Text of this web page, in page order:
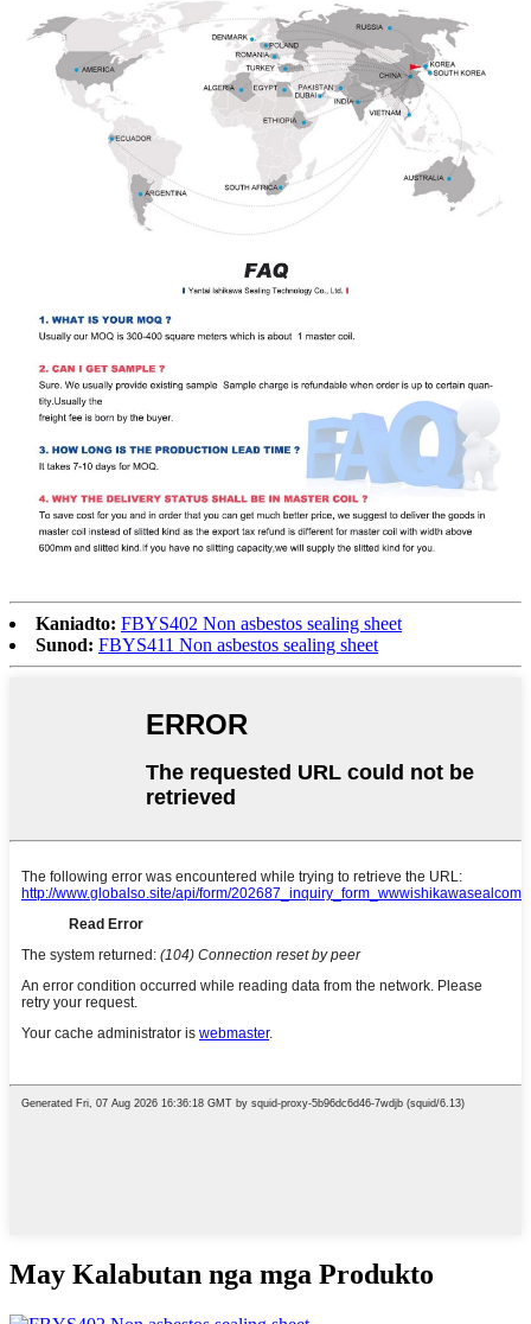
Kaniadto: FBYS402 Non asbestos sealing sheet
Sunod: FBYS411 Non asbestos sealing sheet
May Kalabutan nga mga Produkto